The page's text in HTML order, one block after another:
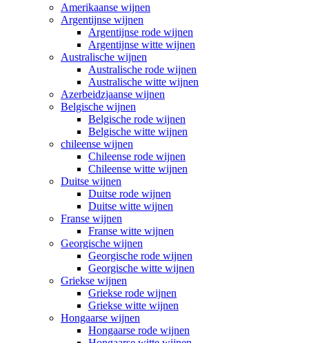
Amerikaanse wijnen
Argentijnse wijnen
Argentijnse rode wijnen
Argentijnse witte wijnen
Australische wijnen
Australische rode wijnen
Australische witte wijnen
Azerbeidzjaanse wijnen
Belgische wijnen
Belgische rode wijnen
Belgische witte wijnen
chileense wijnen
Chileense rode wijnen
Chileense witte wijnen
Duitse wijnen
Duitse rode wijnen
Duitse witte wijnen
Franse wijnen
Franse witte wijnen
Georgische wijnen
Georgische rode wijnen
Georgische witte wijnen
Griekse wijnen
Griekse rode wijnen
Griekse witte wijnen
Hongaarse wijnen
Hongaarse rode wijnen